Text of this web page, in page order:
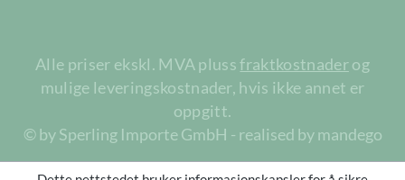
Alle priser ekskl. MVA plussfraktkostnaderog
mulige leveringskostnader, hvis ikke annet er
oppgitt.
© by Sperling Importe GmbH - realised by mandego